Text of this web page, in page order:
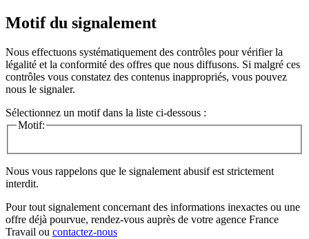
Motif du signalement
Nous effectuons systématiquement des contrôles pour vérifier la
légalité et la conformité des offres que nous diffusons. Si malgré ces
contrôles vous constatez des contenus inappropriés, vous pouvez
nous le signaler.
Sélectionnez un motif dans la liste ci-dessous :
Motif:
Nous vous rappelons que le signalement abusif est strictement
interdit.
Pour tout signalement concernant des informations inexactes ou une
offre déjà pourvue, rendez-vous auprès de votre agence France
Travail ou contactez-nous